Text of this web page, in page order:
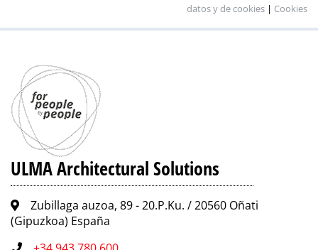
datos y de cookies | Cookies
ULMA Architectural Solutions
Zubillaga auzoa, 89 - 20.P.Ku. / 20560 Oñati
(Gipuzkoa) España